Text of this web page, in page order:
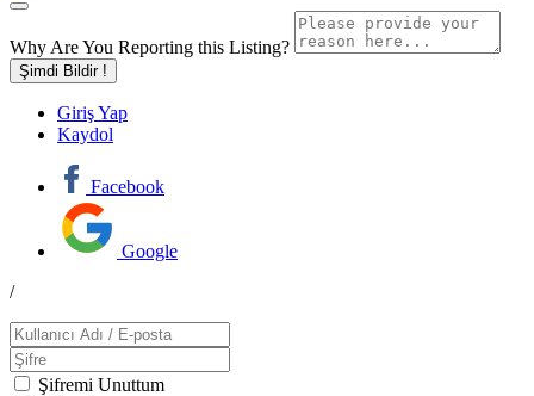
Why Are You Reporting this Listing?
Şimdi Bildir !
Giriş Yap
Kaydol
Facebook
Google
/
Şifremi Unuttum